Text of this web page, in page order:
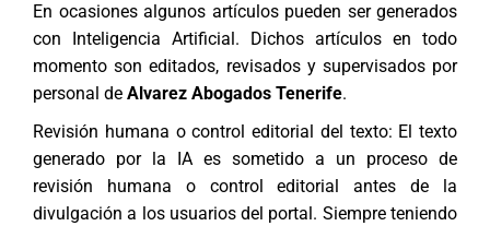
En ocasiones algunos artículos pueden ser generados
con Inteligencia Artificial. Dichos artículos en todo
momento son editados, revisados y supervisados por
personal de Alvarez Abogados Tenerife.
Revisión humana o control editorial del texto: El texto
generado por la IA es sometido a un proceso de
revisión humana o control editorial antes de la
divulgación a los usuarios del portal. Siempre teniendo